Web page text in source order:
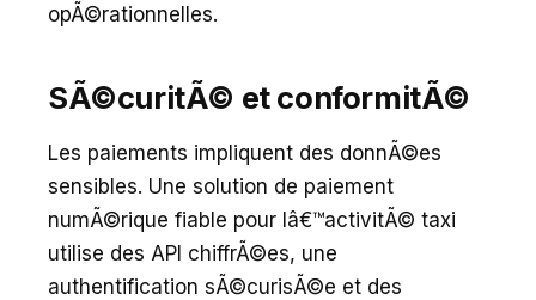
opÃ©rationnelles.
SÃ©curitÃ© et conformitÃ©
Les paiements impliquent des donnÃ©es
sensibles. Une solution de paiement
numÃ©rique fiable pour lâ€™activitÃ© taxi
utilise des API chiffrÃ©es, une
authentification sÃ©curisÃ©e et des